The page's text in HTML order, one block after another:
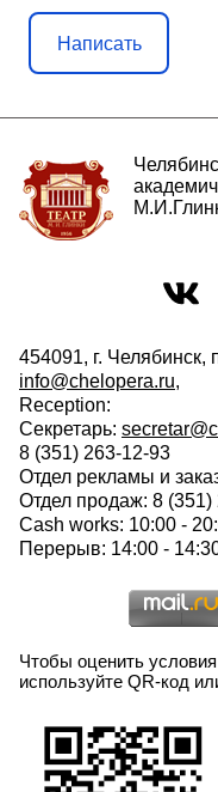
Написать
454091, г. Челябинск,
info@chelopera.ru,
Reception:
Секретарь:
8 (351) 263-12-93
Отдел рекламы и
Отдел продаж: 8
Cash works: 10:00 -
Перерыв: 14:00 -
Чтобы оценить
используйте QR-код